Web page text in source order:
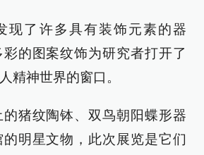
现了许多具有装饰元素的器
的图案纹饰为研究者打开了
精神世界的窗口。
猪纹陶钵、双鸟朝阳蝶形器
明星文物，此次展览是它们